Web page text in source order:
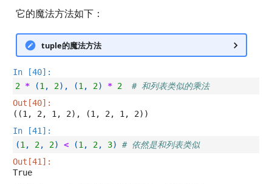
它的魔法方法如下：
tuple的魔法方法
In [40]:
2 * (1 , 2), (1 , 2) * 2
# 和列表类似的乘法
Out[40]:
((1, 2, 1, 2), (1, 2, 1, 2))
In [41]:
(1 , 2, 2) < (1 , 2, 3)
# 依然是和列表类似
Out[41]:
True